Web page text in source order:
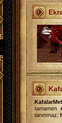
tamamen
tanınmaz;